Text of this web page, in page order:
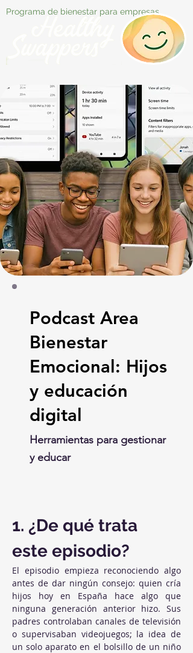
Programa de bienestar para empresas
Podcast Area
Bienestar
Emocional: Hijos
y educación
digital
Herramientas para gestionar
y educar
1. ¿De qué trata
este episodio?
El episodio empieza reconociendo algo
antes de dar ningún consejo: quien cría
hijos hoy en España hace algo que
ninguna generación anterior hizo. Sus
padres controlaban canales de televisión
o supervisaban videojuegos; la idea de
un solo aparato en el bolsillo de un niño